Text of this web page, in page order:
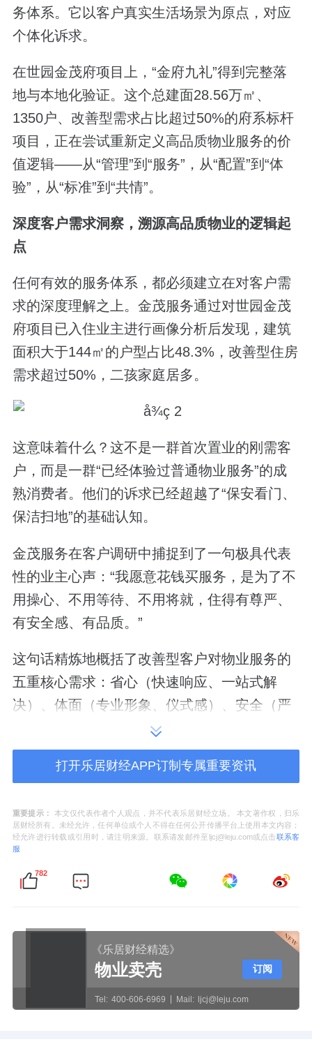
务体系。它以客户真实生活场景为原点，对应
个体化诉求。
在世园金茂府项目上，“金府九礼”得到完整落
地与本地化验证。这个总建面28.56万㎡、
1350户、改善型需求占比超过50%的府系标杆
项目，正在尝试重新定义高品质物业服务的价
值逻辑——从“管理”到“服务”，从“配置”到“体
验”，从“标准”到“共情”。
深度客户需求洞察， 溯源高品质物业的逻辑起
点
任何有效的服务体系，都必须建立在对客户需
求的深度理解之上。金茂服务通过对世园金茂
府项目已入住业主进行画像分析后发现，建筑
面积大于144㎡的户型占比48.3%，改善型住房
需求超过50%，二孩家庭居多。
这意味着什么？这不是一群首次置业的刚需客
户，而是一群“已经体验过普通物业服务”的成
熟消费者。他们的诉求已经超越了“保安看门、
保洁扫地”的基础认知。
金茂服务在客户调研中捕捉到了一句极具代表
性的业主心声：“我愿意花钱买服务，是为了不
用操心、不用等待、不用将就，住得有尊严、
有安全感、有品质。”
这句话精炼地概括了改善型客户对物业服务的
五重核心需求：省心（快速响应、一站式解
决）、体面（专业形象、仪式感）、安全（严
格门禁、隐私保护）、圈层（专属活动、社群
运营）、被尊重（人员稳定、主动解决问
这五重需求，构成了“金府九礼”服务体系的原
点。它告诉我们一个朴素的行业道理：高品质
服务不是物业企业“想给什么”，而是客户“真正
需要什么”。
传统的物业服务设计，往往是“职能导向”的
——保洁负责扫地、工程负责维修、秩序负责
站岗。这种分工固然高效，却容易陷入“各自为
打开乐居财经APP订制专属重要资讯
重要提示：
本文仅代表作者个人观点，并不代表乐居财经立场。 本文著作权，归乐
居财经所有。未经允许，任何单位或个人不得在任何公开传播平台上使用本文内容；
经允许进行转载或引用时，请注明来源。联系请发邮件至ljcj@leju.com或点击联系客
服
782
《乐居财经精选》
物业卖壳
Tel: 400-606-6969 Mail: ljcj@leju.com
订阅